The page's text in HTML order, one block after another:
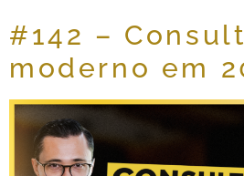
#142 –
moderno em